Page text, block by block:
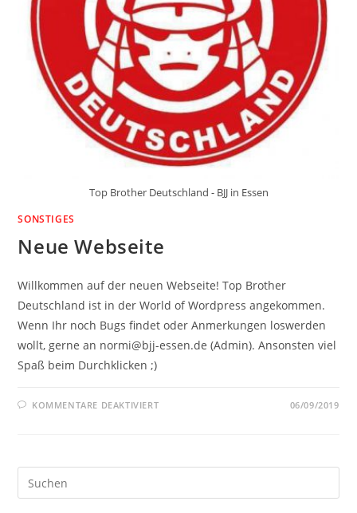
Top Brother Deutschland - BJJ in Essen
SONSTIGES
Neue Webseite
Willkommen auf der neuen Webseite! Top Brother
Deutschland ist in der World of Wordpress angekommen.
Wenn Ihr noch Bugs findet oder Anmerkungen loswerden
wollt, gerne an normi@bjj-essen.de (Admin). Ansonsten viel
Spaß beim Durchklicken ;)
KOMMENTARE DEAKTIVIERTFÜR 06/09/2019